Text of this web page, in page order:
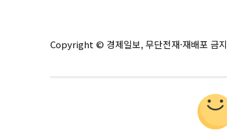
Copyright © 경제일보, 무단전재·재배포 금지